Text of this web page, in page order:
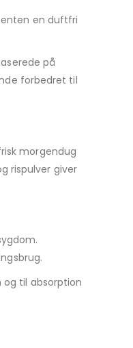
en duftfri
på
forbedret til
morgendug
rispulver giver
til absorption